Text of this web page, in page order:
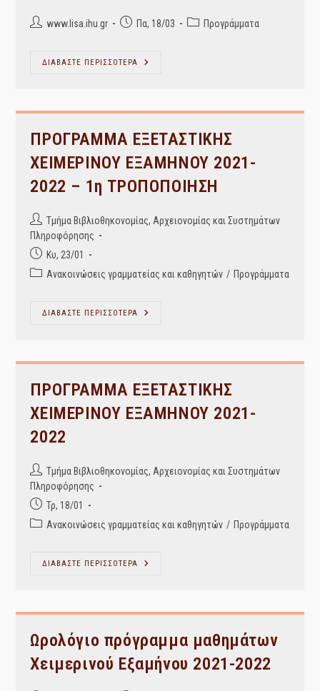
Postwww.lisa.ihu.gr
PostΠα, 18/03
PostΠρογράμματα
ΔΙΑΒΑΣΤΕ ΠΕΡΙΣΣΟΤΕΡΑ
ΠΡΟΓΡΑΜΜΑ
Τροποποίηση)
ΠΡΟΓΡΑΜΜΑ ΕΞΕΤΑΣΤΙΚΗΣ
ΧΕΙΜΕΡΙΝΟΥ ΕΞΑΜΗΝΟΥ 2021-
2022 – 1η ΤΡΟΠΟΠΟΙΗΣΗ
Post
author:
Τμήμα Βιβλιοθηκονομίας, Αρχειονομίας και Συστημάτων
Πληροφόρησης
Post
published:
Κυ, 23/01
PostΑνακοινώσεις γραμματείας και καθηγητών / Προγράμματα
ΔΙΑΒΑΣΤΕ ΠΕΡΙΣΣΟΤΕΡΑ
ΠΡΟΓΡΑΜΜΑ
2022
1η
ΤΡΟΠΟΠΟΙΗΣΗ
ΠΡΟΓΡΑΜΜΑ ΕΞΕΤΑΣΤΙΚΗΣ
ΧΕΙΜΕΡΙΝΟΥ ΕΞΑΜΗΝΟΥ 2021-
2022
Post
author:
Τμήμα Βιβλιοθηκονομίας, Αρχειονομίας και Συστημάτων
Πληροφόρησης
Post
published:
Τρ, 18/01
PostΑνακοινώσεις γραμματείας και καθηγητών / Προγράμματα
ΔΙΑΒΑΣΤΕ ΠΕΡΙΣΣΟΤΕΡΑ
ΠΡΟΓΡΑΜΜΑ
2022
Ωρολόγιο πρόγραμμα μαθημάτων
Χειμερινού Εξαμήνου 2021-2022